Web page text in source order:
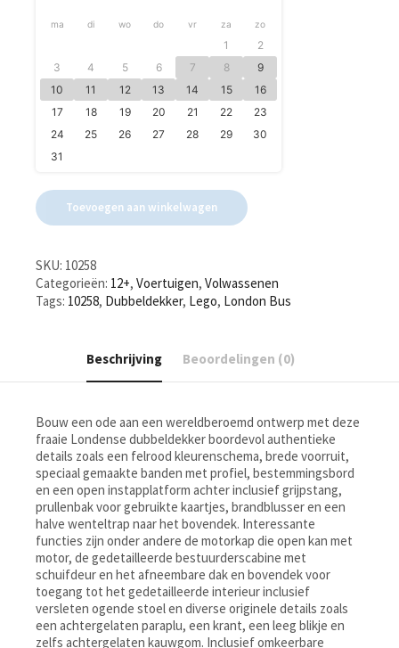
ma di wo do vr za zo
1
2
3
4 5 6 7 8
9
10
11 12 13 14 15
16
17
18 19 20 21 22
23
24
25 26 27 28 29
30
31
Toevoegen aan winkelwagen
SKU: 10258
Categorieën: 12+, Voertuigen, Volwassenen
Tags: 10258, Dubbeldekker, Lego, London Bus
Beschrijving Beoordelingen (0)
Bouw een ode aan een wereldberoemd ontwerp met deze
fraaie Londense dubbeldekker boordevol authentieke
details zoals een felrood kleurenschema, brede voorruit,
speciaal gemaakte banden met profiel, bestemmingsbord
en een open instapplatform achter inclusief grijpstang,
prullenbak voor gebruikte kaartjes, brandblusser en een
halve wenteltrap naar het bovendek. Interessante
functies zijn onder andere de motorkap die open kan met
motor, de gedetailleerde bestuurderscabine met
schuifdeur en het afneembare dak en bovendek voor
toegang tot het gedetailleerde interieur inclusief
versleten ogende stoel en diverse originele details zoals
een achtergelaten paraplu, een krant, een leeg blikje en
zelfs achtergelaten kauwgom. Inclusief omkeerbare